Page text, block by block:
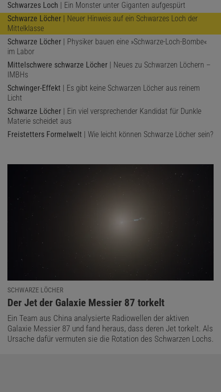
Schwarzes Loch | Ein Monster unter Giganten aufgespürt
Schwarze Löcher | Neuer Hinweis auf ein Schwarzes Loch der
Mittelklasse
Schwarze Löcher | Physiker bauen eine »Schwarze-Loch-Bombe«
im Labor
Mittelschwere schwarze Löcher | Neues zu Schwarzen Löchern –
IMBHs
Schwinger-Effekt | Es gibt keine Schwarzen Löcher aus reinem
Licht
Schwarze Löcher | Ein viel versprechender Kandidat für Dunkle
Materie scheidet aus
Freistetters Formelwelt | Wie leicht können Schwarze Löcher sein?
SCHWARZE LÖCHER
:
Der Jet der Galaxie Messier 87 torkelt
Ein Team aus China analysierte Radiowellen der aktiven
Galaxie Messier 87 und fand heraus, dass deren Jet torkelt. Als
Ursache dafür vermuten sie die Rotation des Schwarzen Lochs.